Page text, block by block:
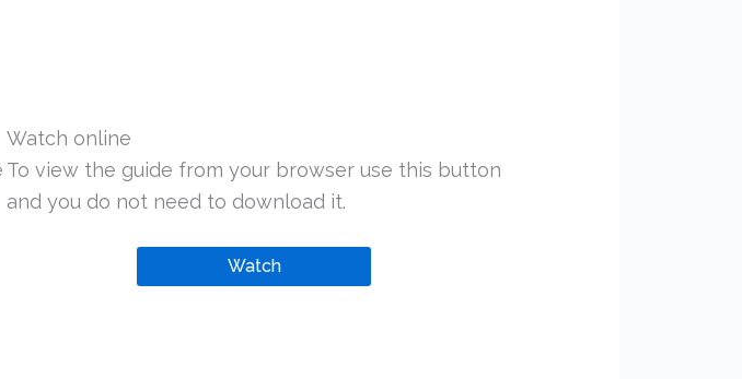
Watch online
To view the guide from your browser use this button
and you do not need to download it.
Watch